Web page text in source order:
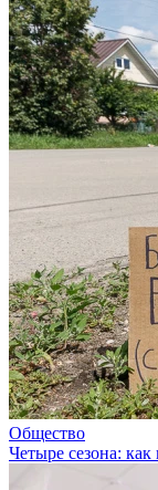
Общество
Четыре сезона: